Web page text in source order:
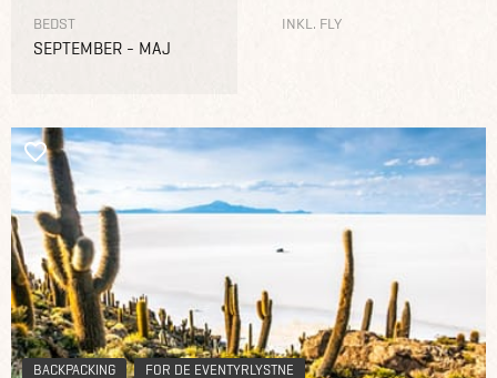
BEDST
SEPTEMBER - MAJ
INKL. FLY
BACKPACKING FOR DE EVENTYRLYSTNE